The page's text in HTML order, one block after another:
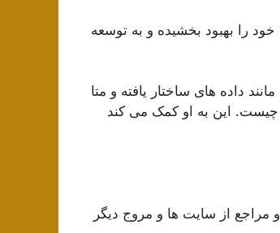
را بهبود بخشیده و به توسعه
داده های ساختار یافته و متا
چیست. این به او کمک می کند
مراجع از سایت ها و مروج دیگر